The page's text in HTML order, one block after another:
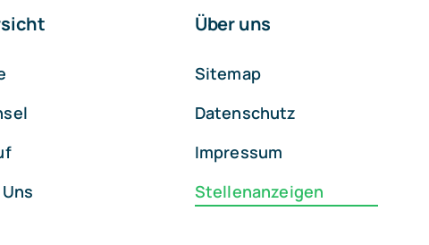
Über uns
Sitemap
Datenschutz
Impressum
Stellenanzeigen